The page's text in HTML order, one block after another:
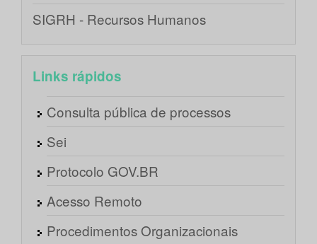
SIGRH - Recursos Humanos
Links rápidos
Consulta pública de processos
Sei
Protocolo GOV.BR
Acesso Remoto
Procedimentos Organizacionais